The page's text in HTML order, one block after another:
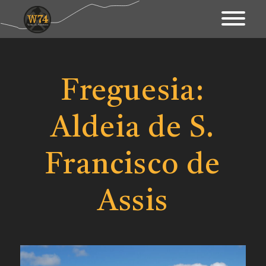
Território
Património
Mapa Interativo
Ações
Contactos & Links
Freguesia:
Aldeia de S.
Francisco de
Assis